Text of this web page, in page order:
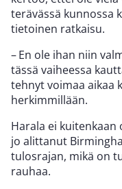
terävässä kunnossa
tietoinen ratkaisu.
– En ole ihan niin
tässä vaiheessa
tehnyt voimaa aikaa
herkimmillään.
Harala ei
jo alittanut
tulosrajan, mikä on
rauhaa.